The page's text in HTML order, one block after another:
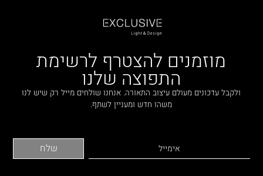
מוזמנים להצטרף לרשימת
התפוצה שלנו
ולקבל עדכונים מעולם עיצוב התאורה. אנחנו שולחים מייל רק שיש לנו
משהו חדש ומעניין לשתף.